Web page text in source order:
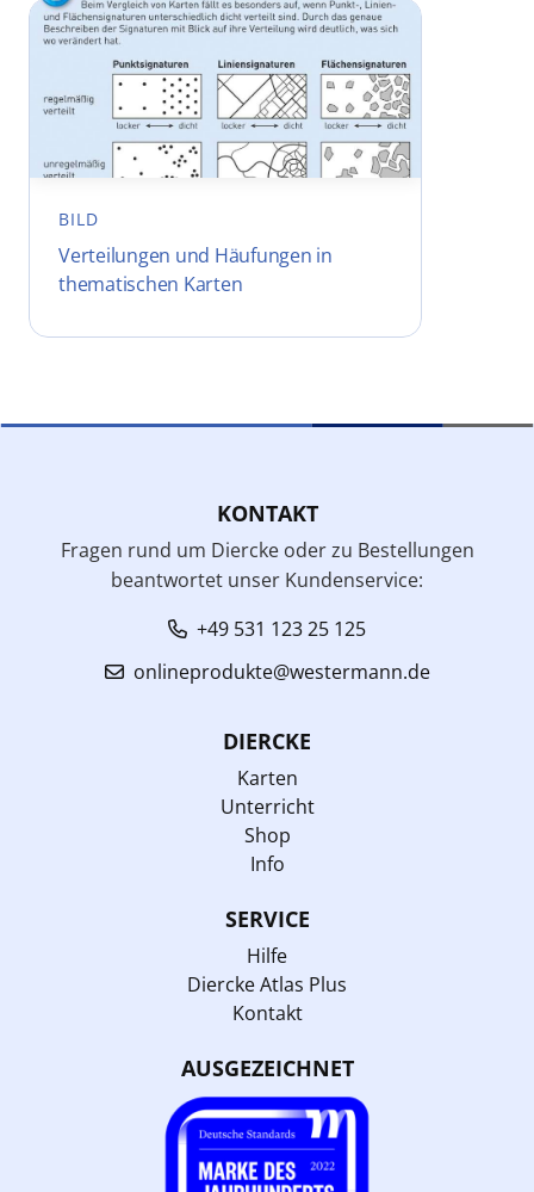
BILD
Verteilungen und Häufungen in
thematischen Karten
KONTAKT
Fragen rund um Diercke oder zu Bestellungen
beantwortet unser Kundenservice:
+49 531 123 25 125
onlineprodukte@westermann.de
DIERCKE
Karten
Unterricht
Shop
Info
SERVICE
Hilfe
Diercke Atlas Plus
Kontakt
AUSGEZEICHNET